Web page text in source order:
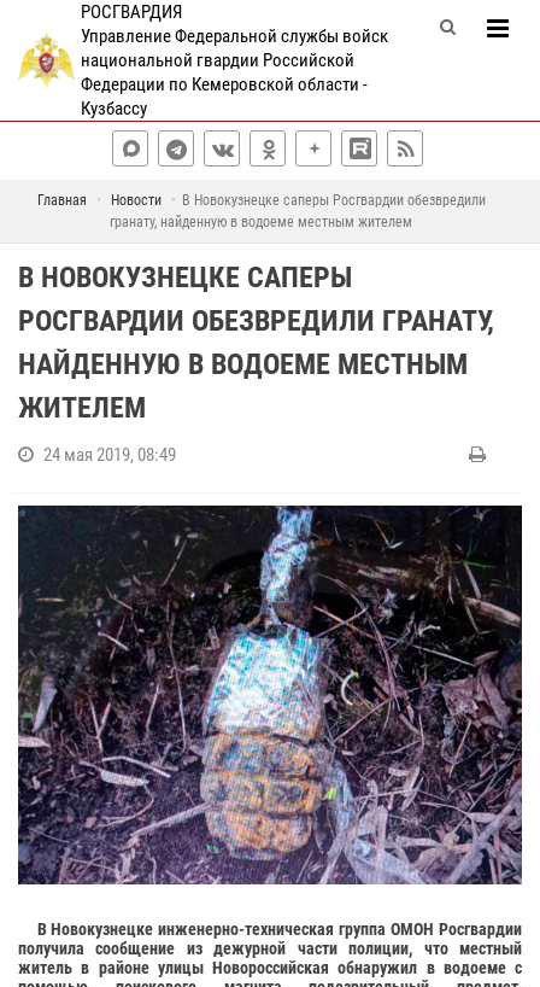
РОСГВАРДИЯ
Управление Федеральной службы войск
национальной гвардии Российской
Федерации по Кемеровской области -
Кузбассу
Главная Новости
В Новокузнецке саперы Росгвардии обезвредили
гранату, найденную в водоеме местным жителем
В НОВОКУЗНЕЦКЕ САПЕРЫ
РОСГВАРДИИ ОБЕЗВРЕДИЛИ ГРАНАТУ,
НАЙДЕННУЮ В ВОДОЕМЕ МЕСТНЫМ
ЖИТЕЛЕМ
24 мая 2019, 08:49
В Новокузнецке инженерно-техническая группа ОМОН Росгвардии
получила сообщение из дежурной части полиции, что местный
житель в районе улицы Новороссийская обнаружил в водоеме с